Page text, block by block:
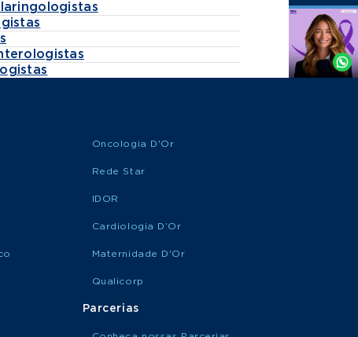
Agende
Whatsapp
Oncologia D'Or
Rede Star
IDOR
Cardiologia D’Or
Maternidade D'Or
Qualicorp
Parcerias